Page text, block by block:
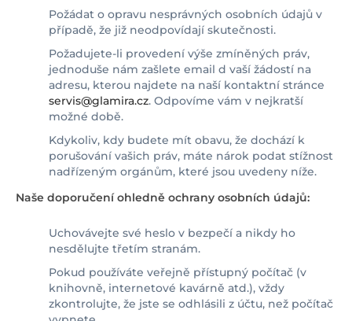
Požádat o opravu nesprávných osobních údajů v
případě, že již neodpovídají skutečnosti.
Požadujete-li provedení výše zmíněných práv,
jednoduše nám zašlete email d vaší žádostí na
adresu, kterou najdete na naší kontaktní stránce
servis@glamira.cz. Odpovíme vám v nejkratší
možné době.
Kdykoliv, kdy budete mít obavu, že dochází k
porušování vašich práv, máte nárok podat stížnost
nadřízeným orgánům, které jsou uvedeny níže.
Naše doporučení ohledně ochrany osobních údajů:
Uchovávejte své heslo v bezpečí a nikdy ho
nesdělujte třetím stranám.
Pokud používáte veřejně přístupný počítač (v
knihovně, internetové kavárně atd.), vždy
zkontrolujte, že jste se odhlásili z účtu, než počítač